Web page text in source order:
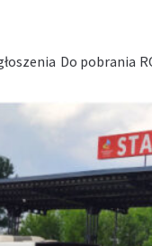
Do pobrania